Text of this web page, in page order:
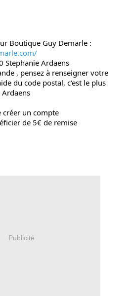
Stephanie Ardaens
, pensez à renseigner votre
du code postal, c'est le plus
créer un compte
de 5€ de remise
Publicité